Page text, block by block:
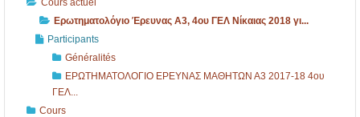
Ερωτηματολόγιο Έρευνας Α3, 4ου ΓΕΛ Νίκαιας 2018 γι...
Participants
Généralités
ΕΡΩΤΗΜΑΤΟΛΟΓΙΟ ΕΡΕΥΝΑΣ ΜΑΘΗΤΩΝ Α3 2017-18 4ου
ΓΕΛ...
Cours